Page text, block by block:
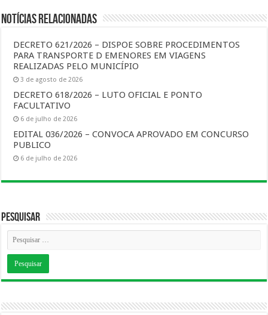
Notícias Relacionadas
DECRETO 621/2026 – DISPOE SOBRE PROCEDIMENTOS
PARA TRANSPORTE D EMENORES EM VIAGENS
REALIZADAS PELO MUNICÍPIO
3 de agosto de 2026
DECRETO 618/2026 – LUTO OFICIAL E PONTO
FACULTATIVO
6 de julho de 2026
EDITAL 036/2026 – CONVOCA APROVADO EM CONCURSO
PUBLICO
6 de julho de 2026
Pesquisar